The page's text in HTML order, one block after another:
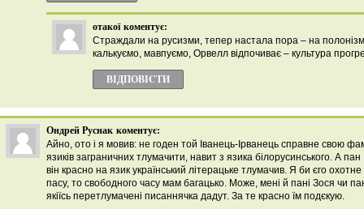
отакої коментує:
Страждали на русизми, тепер настала пора – на
калькуємо, мавпуємо, Орвелл відпочиває – культура
ВІДПОВІCТИ
Ондрей Руснак коментує:
Айно, ото і я мовив: не годен той Іванець-Ірванець справне свою
язиків заграничних тлумачити, навит з язика білорусинського. А
він красно на язик український літерацьке тлумачив. Я би єго
пасу, то свободного часу мам багацько. Може, мені й пані Зося чи
якіїсь перетлумачені писаннячка дадут. За те красно їм подєкую.